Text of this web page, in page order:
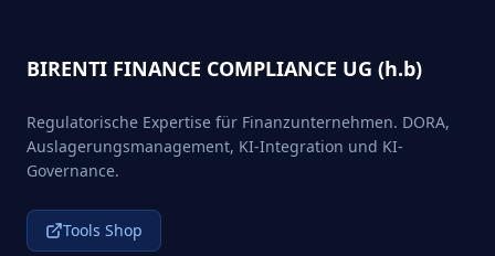
BIRENTI FINANCE COMPLIANCE UG (h.b)
Regulatorische Expertise für Finanzunternehmen. DORA,
Auslagerungsmanagement, KI-Integration und KI-
Governance.
Tools Shop